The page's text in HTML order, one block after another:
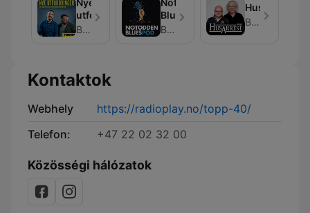
Nye
utfordringer
Bauer Media
Notodden
BluesPod
Bauer Media
Husarrest
Bauer Media
Kontaktok
Webhely
https://radioplay.no/topp-40/
Telefon:
+47 22 02 32 00
Közösségi hálózatok